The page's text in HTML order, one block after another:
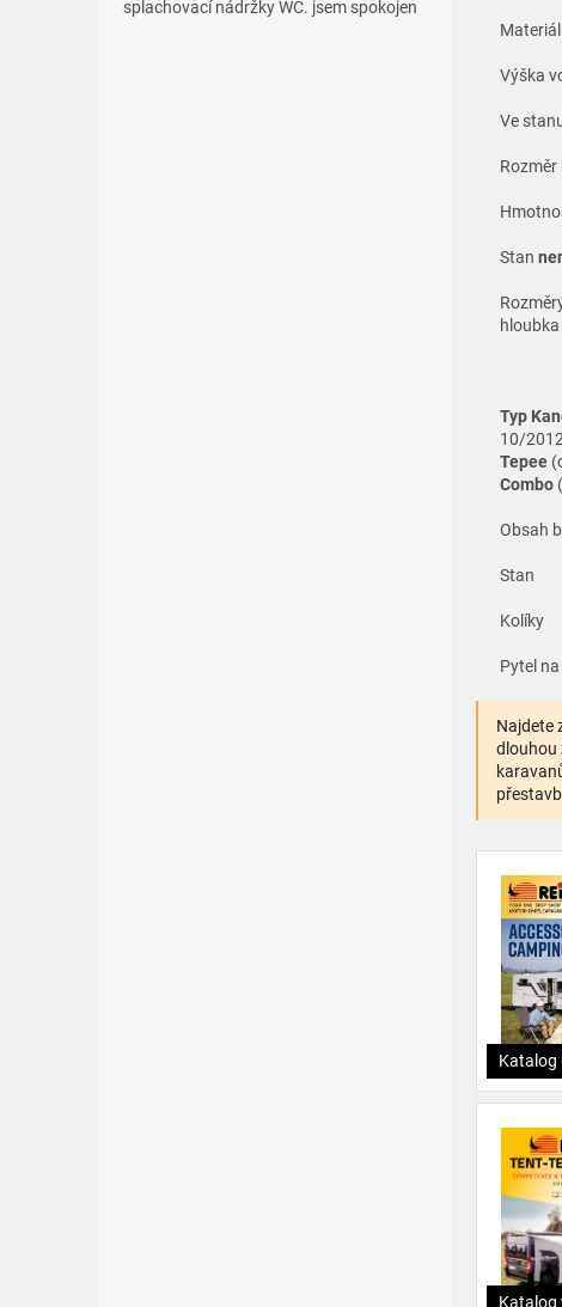
splachovací nádržky WC. jsem spokojen
Výška
Ve
Rozměr
Stan
hloubka
Typ
10/
Tepee
Combo
Obsah
Stan
Kolíky
Pytel
Najdete
dlouhou
Katalog
Katalog